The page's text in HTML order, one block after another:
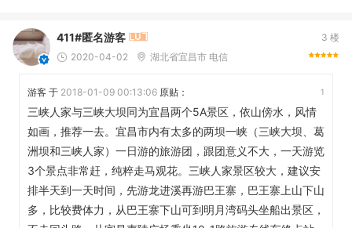
3 楼
411#匿名游客
2020-04-02 湖北省宜昌市 电信
1
游客 于 2018-01-09 00:13:06 原贴：
三峡人家与三峡大坝同为宜昌两个5A景区，依山傍水，风情
如画，推荐一去。宜昌市内有太多的两坝一峡（三峡大坝、葛
洲坝和三峡人家）一日游的旅游团，跟团意义不大，一天游览
3个景点非常赶，纯粹走马观花。三峡人家景区较大，建议安
排半天到一天时间，先游龙进溪再游巴王寨，巴王寨上山下山
多，比较费体力，从巴王寨下山可到明月湾码头坐船出景区，